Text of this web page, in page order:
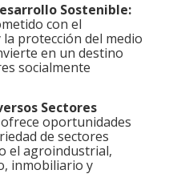
Sostenible:
con el
protección del medio
en un destino
socialmente
Sectores
oportunidades
de sectores
el agroindustrial,
inmobiliario y